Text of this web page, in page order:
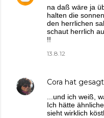
na daß wäre ja
halten die
den herrlichen
schaut herrlich
!!
13.8.12
Cora hat
...und ich weiß,
Ich hätte
sieht wirklich